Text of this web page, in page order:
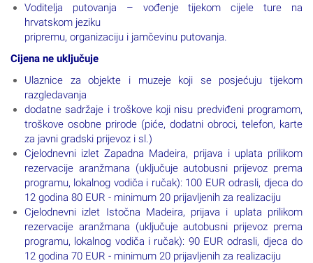
Voditelja putovanja – vođenje tijekom cijele ture na
hrvatskom jeziku
pripremu, organizaciju i jamčevinu putovanja.
Cijena ne uključuje
Ulaznice za objekte i muzeje koji se posjećuju tijekom
razgledavanja
dodatne sadržaje i troškove koji nisu predviđeni programom,
troškove osobne prirode (piće, dodatni obroci, telefon, karte
za javni gradski prijevoz i sl.)
Cjelodnevni izlet Zapadna Madeira, prijava i uplata prilikom
rezervacije aranžmana (uključuje autobusni prijevoz prema
programu, lokalnog vodiča i ručak): 100 EUR odrasli, djeca do
12 godina 80 EUR - minimum 20 prijavljenih za realizaciju
Cjelodnevni izlet Istočna Madeira, prijava i uplata prilikom
rezervacije aranžmana (uključuje autobusni prijevoz prema
programu, lokalnog vodiča i ručak): 90 EUR odrasli, djeca do
12 godina 70 EUR - minimum 20 prijavljenih za realizaciju